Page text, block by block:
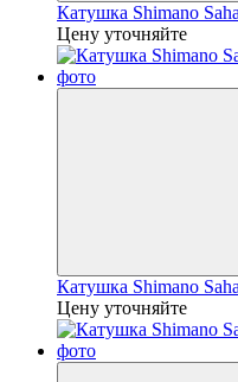
Катушка Shimano
Цену уточняйте
Катушка Shimano
Цену уточняйте